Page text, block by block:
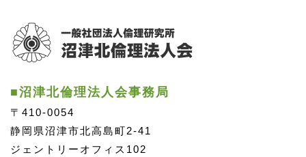
■沼津北倫理法人会事務局
〒410-0054
静岡県沼津市北高島町2-41
ジェントリーオフィス102